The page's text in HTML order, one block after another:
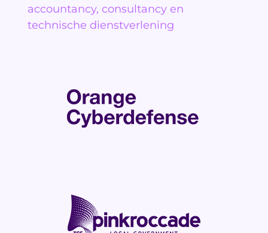
accountancy, consultancy en
technische dienstverlening